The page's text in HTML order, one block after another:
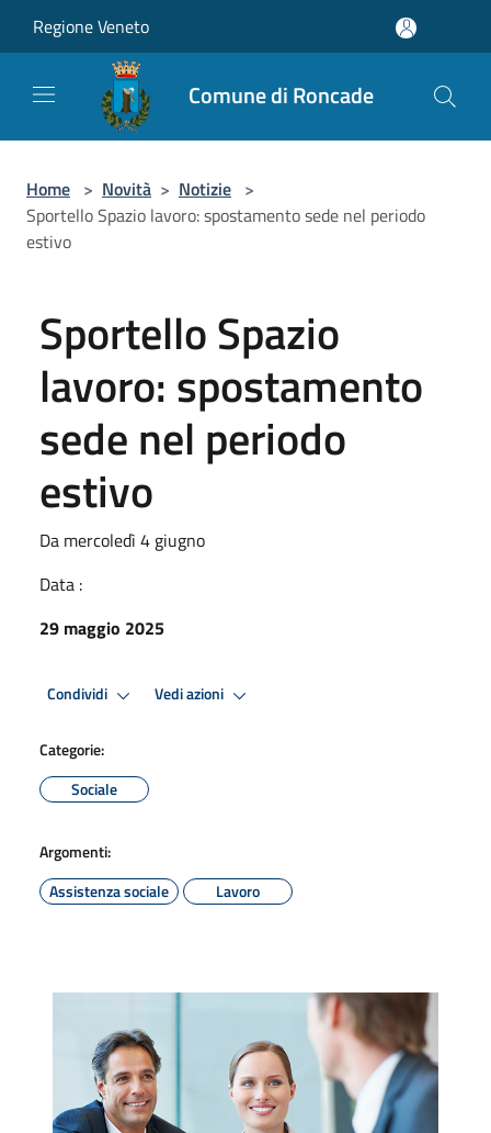
Regione Veneto
Comune di Roncade
Home > Novità > Notizie >
Sportello Spazio lavoro: spostamento sede nel periodo
estivo
Sportello Spazio
lavoro: spostamento
sede nel periodo
estivo
Da mercoledì 4 giugno
Data :
29 maggio 2025
Condividi Vedi azioni
Categorie:
Sociale
Argomenti:
Assistenza sociale
Lavoro